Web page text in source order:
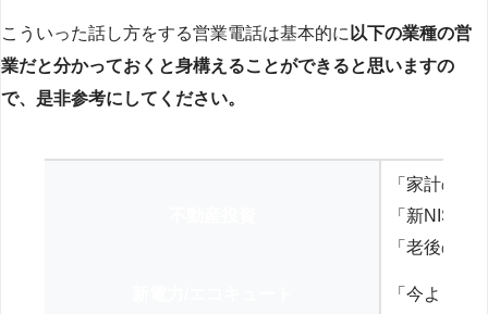
こういった話し方をする営業電話は基本的に 以下の業種の営
業だと分かっておくと身構えることができると思いますの
で、是非参考にしてください。
「家計の見
「新NISA
「老後の
「今より